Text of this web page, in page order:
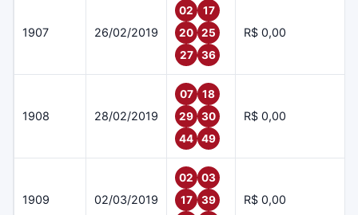
1907 26/02/2019
02
17
20
25
27
36
R$ 0,00
1908 28/02/2019
07
18
29
30
44
49
R$ 0,00
1909 02/03/2019
02
03
17
39
R$ 0,00